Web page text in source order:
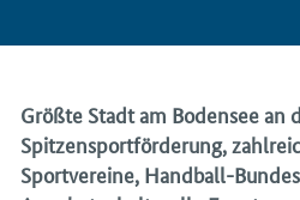
Größte Stadt am Bodensee an
Spitzensportförderung,
Sportvereine, Handball-